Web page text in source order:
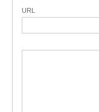
URL